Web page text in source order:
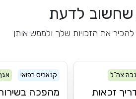
שחשוב לדעת
את הזכויות שלך ולממש אותן
נכה צה"ל
זכאות
קנאביס רפואי
מהפכה